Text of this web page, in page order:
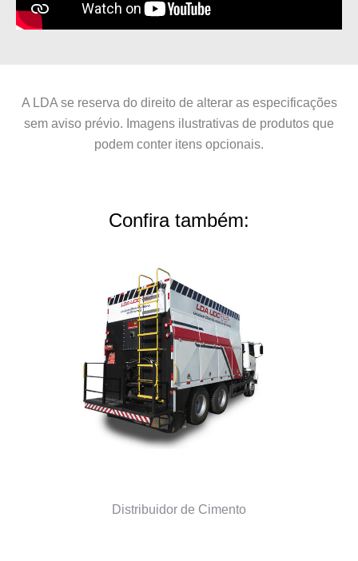
A LDA se reserva do direito de alterar as especificações
sem aviso prévio. Imagens ilustrativas de produtos que
podem conter itens opcionais.
Confira também:
Distribuidor de Cimento